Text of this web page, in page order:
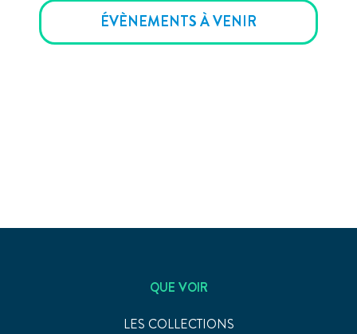
ÉVÈNEMENTS À VENIR
QUE VOIR
LES COLLECTIONS